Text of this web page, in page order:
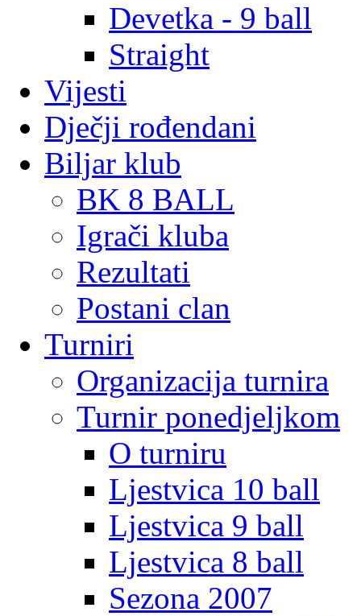
Devetka - 9 ball
Straight
Vijesti
Dječji rođendani
Biljar klub
BK 8 BALL
Igrači kluba
Rezultati
Postani clan
Turniri
Organizacija turnira
Turnir ponedjeljkom
O turniru
Ljestvica 10 ball
Ljestvica 9 ball
Ljestvica 8 ball
Sezona 2007